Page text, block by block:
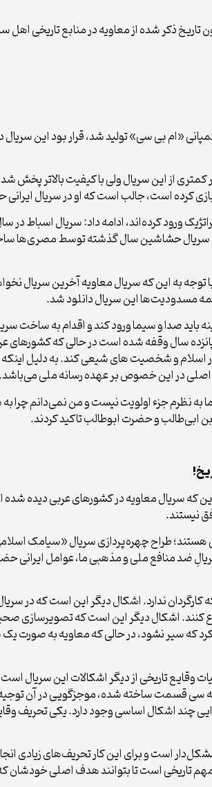
ذکر شده از معاویه در منابع تاریخی اهل
«ام بی سی» تولید شد، قرار بود این
با هزینه بسیار کمتری از این سریال ولی با کیفیت
کرده است، جالب است که او در سریال
پخش شد. سریال حشاشین سال گذشته توسط
تاریخیِ استراتژیک ساخته‌اند. با توجه به این که سریال معاویه
همه مسدودیت‌ها این سریال دانلود شد.
باید صدا و سیما ورود کند و اقدام به ساخت
هیچ سریال تاریخی الف نداریم. پانزده سال وقفه شده است
و شخصیت های شیعی کند. به دلیل اینکه ما
اصلی در این خصوص بر عهده رسانه ملی می‌باشد.
جزء اولویت نیست و من نمی‌دانم چرا
و حضرت ابوطالب تاکید کردند.
که سریال معاویه در کشورهای عربی دیده
نیستند.
۱۲ نفر از عوامل سریال معاویه، ایرانی هستند؛ طراح
منافع ملی و مذهبی ما، عوامل ایرانی
ندارد. اشکال دیگر این است که در
دفاع کنند. اشکال دیگر این است که
که سیر نشود، در حالی که معاویه به
کشیده شده است. سریالی که سی قسمت ساخته شده،
چند اشکال اساسی وجود دارد. یکی تحریف
است و برای این کار تحریف‌های زیادی
تاریخی است تا بتوانند هدف اصلی خودشان